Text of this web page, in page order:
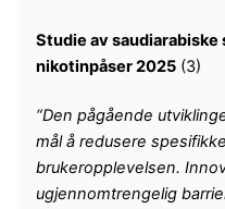
Studie av
nikotinpåser 2025(3)
“Den pågående
mål å redusere
brukeropplevelsen.
ugjennomtrengelig